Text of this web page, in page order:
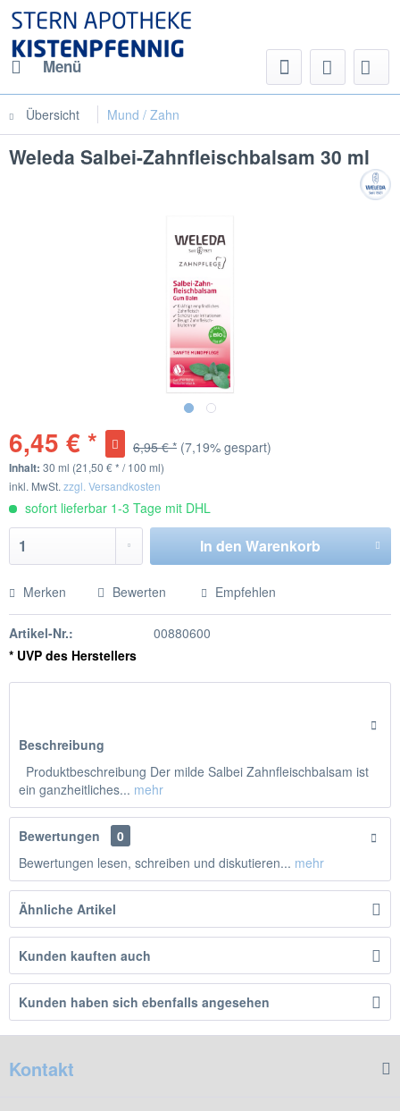
Menü
Übersicht Mund / Zahn
Weleda Salbei-Zahnfleischbalsam 30 ml
6,45 € * 6,95 € * (7,19% gespart)
Inhalt: 30 ml (21,50 € * / 100 ml)
inkl. MwSt. zzgl. Versandkosten
sofort lieferbar 1-3 Tage mit DHL
In den Warenkorb
Merken Bewerten Empfehlen
Artikel-Nr.:
00880600
* UVP des Herstellers
Beschreibung
Produktbeschreibung Der milde Salbei Zahnfleischbalsam ist
ein ganzheitliches... mehr
Bewertungen
0
Bewertungen lesen, schreiben und diskutieren... mehr
Ähnliche Artikel
Kunden kauften auch
Kunden haben sich ebenfalls angesehen
Kontakt